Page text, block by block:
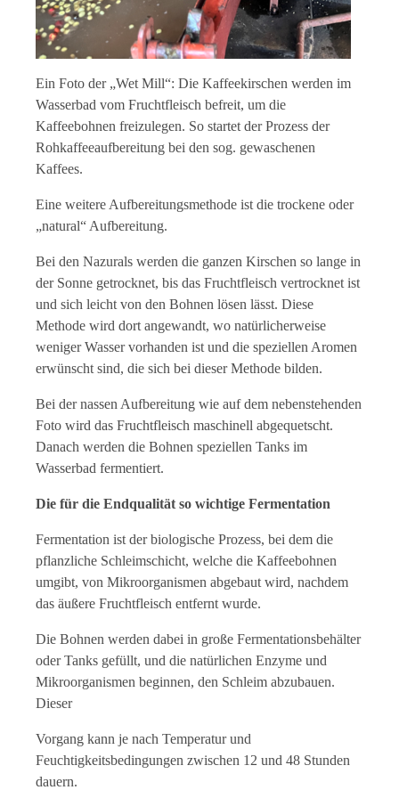
Ein Foto der „Wet Mill“: Die Kaffeekirschen werden im
Wasserbad vom Fruchtfleisch befreit, um die
Kaffeebohnen freizulegen. So startet der Prozess der
Rohkaffeeaufbereitung bei den sog. gewaschenen
Kaffees.
Eine weitere Aufbereitungsmethode ist die trockene oder
„natural“ Aufbereitung.
Bei den Nazurals werden die ganzen Kirschen so lange in
der Sonne getrocknet, bis das Fruchtfleisch vertrocknet ist
und sich leicht von den Bohnen lösen lässt. Diese
Methode wird dort angewandt, wo natürlicherweise
weniger Wasser vorhanden ist und die speziellen Aromen
erwünscht sind, die sich bei dieser Methode bilden.
Bei der nassen Aufbereitung wie auf dem nebenstehenden
Foto wird das Fruchtfleisch maschinell abgequetscht.
Danach werden die Bohnen speziellen Tanks im
Wasserbad fermentiert.
Die für die Endqualität so wichtige Fermentation
Fermentation ist der biologische Prozess, bei dem die
pflanzliche Schleimschicht, welche die Kaffeebohnen
umgibt, von Mikroorganismen abgebaut wird, nachdem
das äußere Fruchtfleisch entfernt wurde.
Die Bohnen werden dabei in große Fermentationsbehälter
oder Tanks gefüllt, und die natürlichen Enzyme und
Mikroorganismen beginnen, den Schleim abzubauen.
Dieser
Vorgang kann je nach Temperatur und
Feuchtigkeitsbedingungen zwischen 12 und 48 Stunden
dauern.